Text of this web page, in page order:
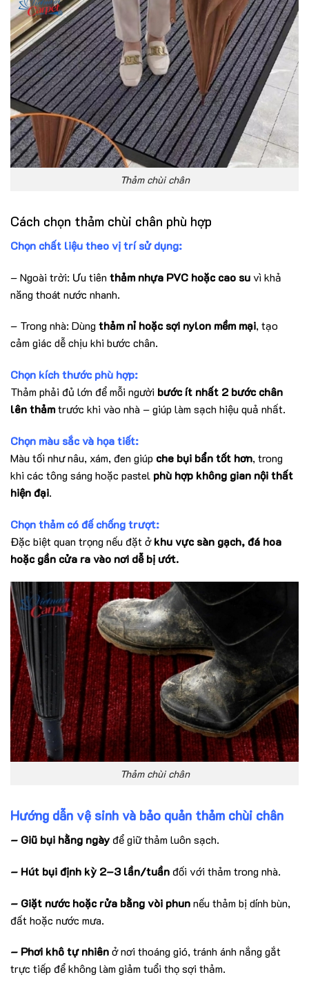
Thảm chùi chân
Cách chọn thảm chùi chân phù hợp
Chọn chất liệu theo vị trí sử dụng:
– Ngoài trời: Ưu tiên thảm nhựa PVC hoặc cao suvì khả
năng thoát nước nhanh.
– Trong nhà: Dùng thảm nỉ hoặc sợi nylon mềm mại, tạo
cảm giác dễ chịu khi bước chân.
Chọn kích thước phù hợp:
Thảm phải đủ lớn để mỗi người bước ít nhất 2 bước chân
lên thảmtrước khi vào nhà – giúp làm sạch hiệu quả nhất.
Chọn màu sắc và họa tiết:
Màu tối như nâu, xám, đen giúp che bụi bẩn tốt hơn, trong
khi các tông sáng hoặc pastel phù hợp không gian nội thất
hiện đại.
Chọn thảm có đế chống trượt:
Đặc biệt quan trọng nếu đặt ởkhu vực sàn gạch, đá hoa
hoặc gần cửa ra vào nơi dễ bị ướt.
Thảm chùi chân
Hướng dẫn vệ sinh và bảo quản thảm chùi chân
– Giũ bụi hằng ngày để giữ thảm luôn sạch.
– Hút bụi định kỳ 2–3 lần/tuần đối với thảm trong nhà.
– Giặt nước hoặc rửa bằng vòi phunnếu thảm bị dính bùn,
đất hoặc nước mưa.
– Phơi khô tự nhiênở nơi thoáng gió, tránh ánh nắng gắt
trực tiếp để không làm giảm tuổi thọ sợi thảm.